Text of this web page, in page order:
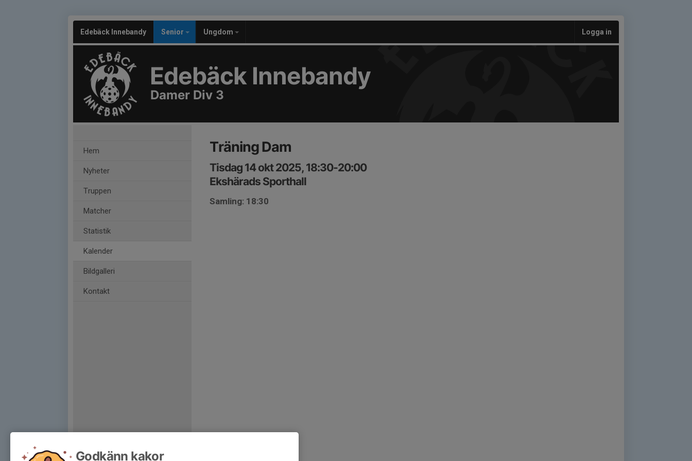
Edebäck Innebandy Senior Ungdom Logga in
Edebäck Innebandy
Damer Div 3
Hem
Nyheter
Truppen
Matcher
Statistik
Kalender
Bildgalleri
Kontakt
Träning Dam
Tisdag 14 okt 2025, 18:30-20:00
Ekshärads Sporthall
Samling: 18:30
Godkänn kakor